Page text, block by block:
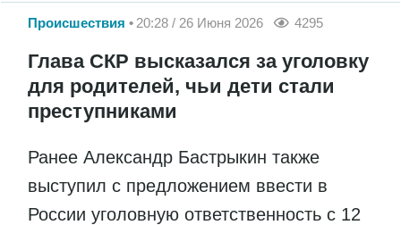
Происшествия 20:28 / 26 Июня 2026 4295
Глава СКР высказался за уголовку
для родителей, чьи дети стали
преступниками
Ранее Александр Бастрыкин также
выступил с предложением ввести в
России уголовную ответственность с 12